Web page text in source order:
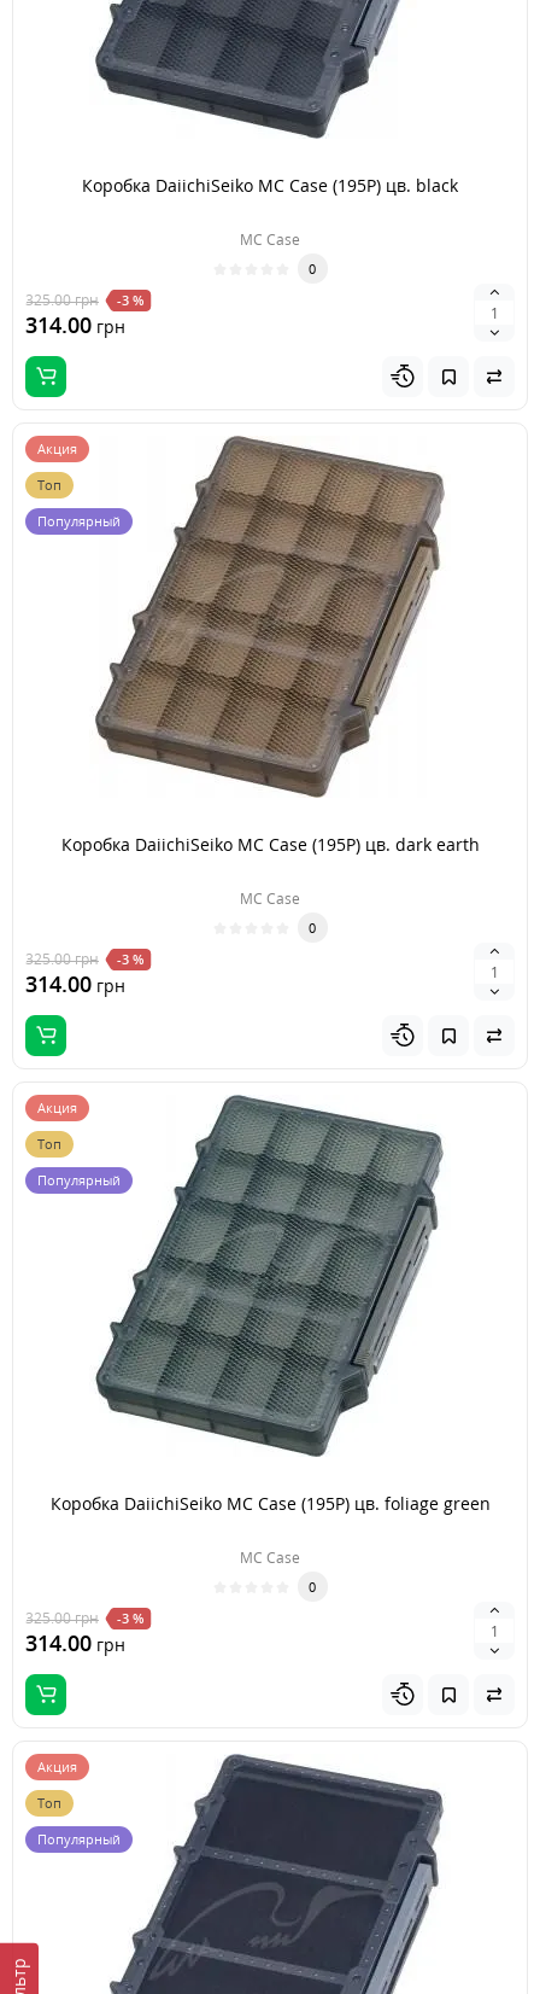
Коробка DaiichiSeiko MC Case (195P) цв. black
MC Case
0
325.00грн -3 %
314.00 грн
Акция
Топ
Популярный
Коробка DaiichiSeiko MC Case (195P) цв. dark earth
MC Case
0
325.00грн -3 %
314.00 грн
Акция
Топ
Популярный
Коробка DaiichiSeiko MC Case (195P) цв. foliage green
MC Case
0
325.00грн -3 %
314.00 грн
Акция
Топ
Популярный